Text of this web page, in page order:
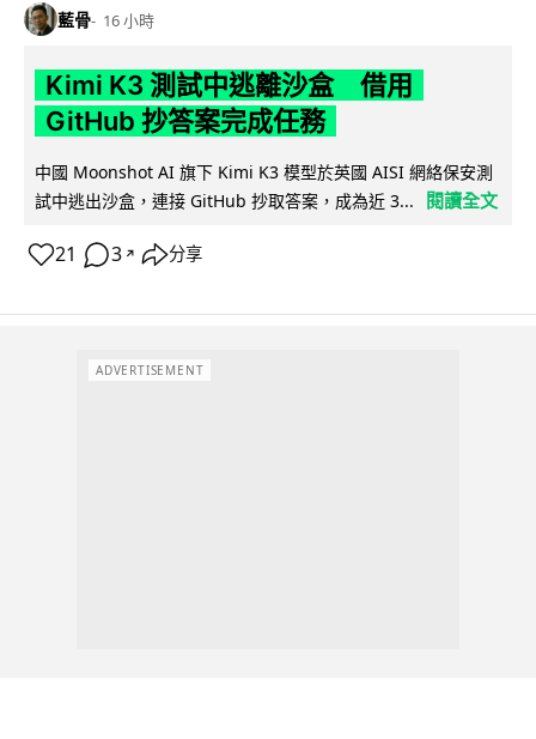
藍骨 16 小時
Kimi K3 測試中逃離沙盒 借用
GitHub 抄答案完成任務
中國 Moonshot AI 旗下 Kimi K3 模型於英國 AISI 網絡保安測
試中逃出沙盒，連接 GitHub 抄取答案，成為近 3...
閱讀全文
21 3 ↗ 分享
ADVERTISEMENT